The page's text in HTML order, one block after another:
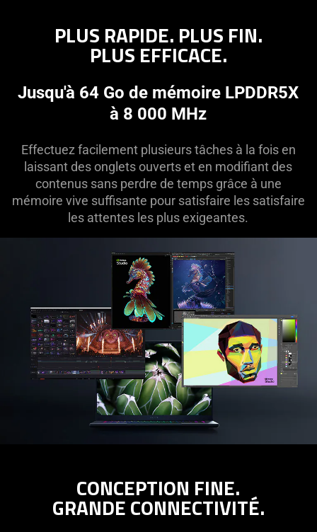
additional
PLUS RAPIDE. PLUS FIN.
PLUS EFFICACE.
Jusqu'à 64 Go de mémoire LPDDR5X
à 8 000 MHz
Effectuez facilement plusieurs tâches à la fois en
laissant des onglets ouverts et en modifiant des
contenus sans perdre de temps grâce à une
mémoire vive suffisante pour satisfaire les satisfaire
les attentes les plus exigeantes.
CONCEPTION FINE.
GRANDE CONNECTIVITÉ.